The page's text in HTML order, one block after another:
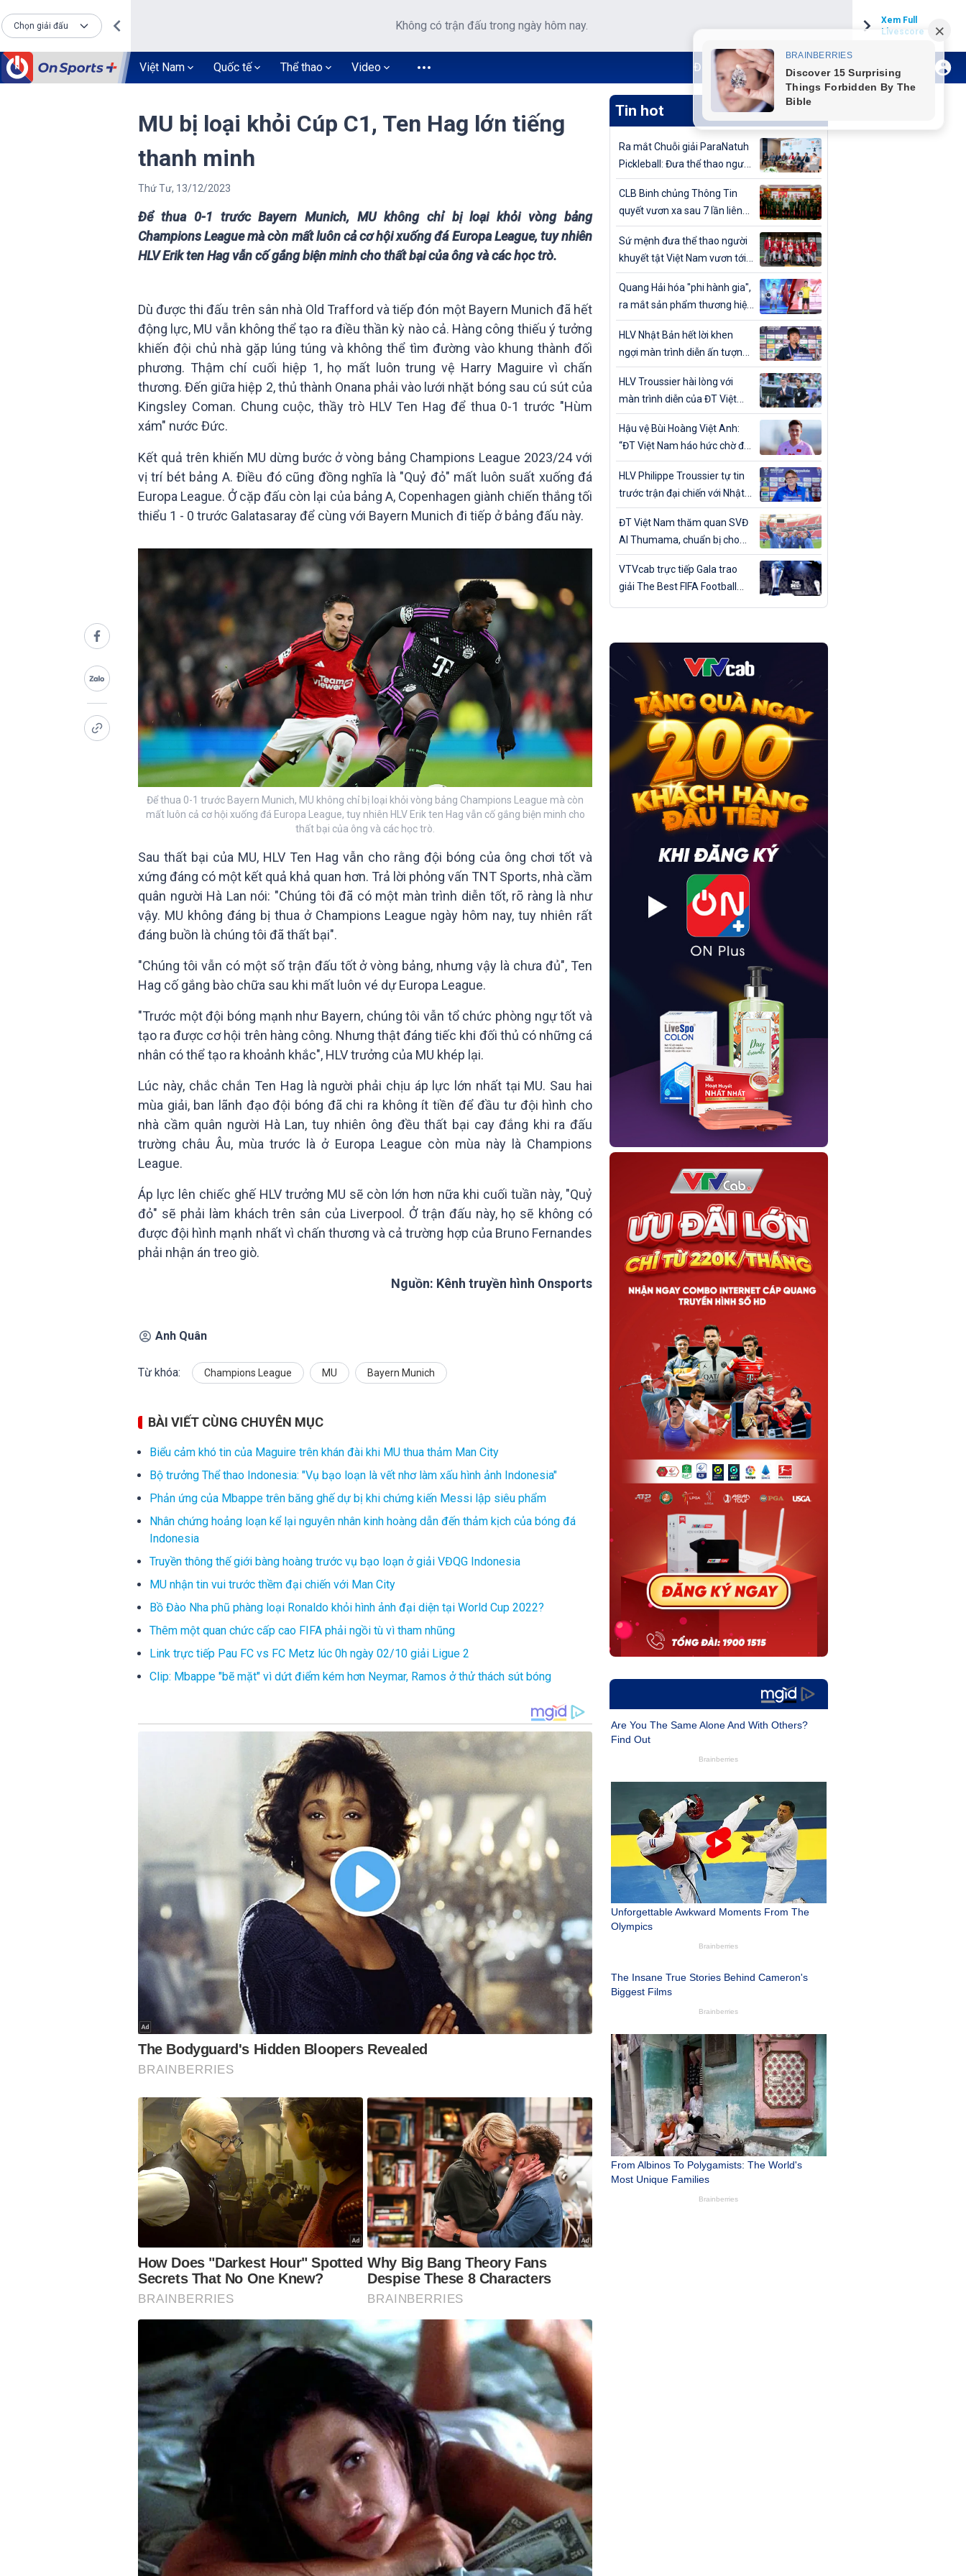
Chọn giải đấu Không có trận đấu trong ngày hôm nay.
Xem Full
Livescore
Việt Nam Quốc tế Thể thao Video Đăng ký Internet TH VTVCab Xem Live
MU bị loại khỏi Cúp C1, Ten Hag lớn tiếng
thanh minh
Thứ Tư, 13/12/2023
Để thua 0-1 trước Bayern Munich, MU không chỉ bị loại khỏi vòng bảng
Champions League mà còn mất luôn cả cơ hội xuống đá Europa League, tuy nhiên
HLV Erik ten Hag vẫn cố gắng biện minh cho thất bại của ông và các học trò.
Dù được thi đấu trên sân nhà Old Trafford và tiếp đón một Bayern Munich đã hết
động lực, MU vẫn không thể tạo ra điều thần kỳ nào cả. Hàng công thiếu ý tưởng
khiến đội chủ nhà gặp lúng túng và không thể tìm đường vào khung thành đối
phương. Thậm chí cuối hiệp 1, họ mất luôn trung vệ Harry Maguire vì chấn
thương. Đến giữa hiệp 2, thủ thành Onana phải vào lưới nhặt bóng sau cú sút của
Kingsley Coman. Chung cuộc, thầy trò HLV Ten Hag để thua 0-1 trước "Hùm
xám" nước Đức.
Kết quả trên khiến MU dừng bước ở vòng bảng Champions League 2023/24 với
vị trí bét bảng A. Điều đó cũng đồng nghĩa là "Quỷ đỏ" mất luôn suất xuống đá
Europa League. Ở cặp đấu còn lại của bảng A, Copenhagen giành chiến thắng tối
thiểu 1 - 0 trước Galatasaray để cùng với Bayern Munich đi tiếp ở bảng đấu này.
Để thua 0-1 trước Bayern Munich, MU không chỉ bị loại khỏi vòng bảng Champions League mà còn
mất luôn cả cơ hội xuống đá Europa League, tuy nhiên HLV Erik ten Hag vẫn cố gắng biện minh cho
thất bại của ông và các học trò.
Sau thất bại của MU, HLV Ten Hag vẫn cho rằng đội bóng của ông chơi tốt và
xứng đáng có một kết quả khả quan hơn. Trả lời phỏng vấn TNT Sports, nhà cầm
quân người Hà Lan nói: "Chúng tôi đã có một màn trình diễn tốt, rõ ràng là như
vậy. MU không đáng bị thua ở Champions League ngày hôm nay, tuy nhiên rất
đáng buồn là chúng tôi đã thất bại".
"Chúng tôi vẫn có một số trận đấu tốt ở vòng bảng, nhưng vậy là chưa đủ", Ten
Hag cố gắng bào chữa sau khi mất luôn vé dự Europa League.
"Trước một đội bóng mạnh như Bayern, chúng tôi vẫn tổ chức phòng ngự tốt và
tạo ra được cơ hội trên hàng công. Nhưng thật đáng tiếc khi đối thủ có những cá
nhân có thể tạo ra khoảnh khắc", HLV trưởng của MU khép lại.
Lúc này, chắc chắn Ten Hag là người phải chịu áp lực lớn nhất tại MU. Sau hai
mùa giải, ban lãnh đạo đội bóng đã chi ra không ít tiền để đầu tư đội hình cho
nhà cầm quân người Hà Lan, tuy nhiên ông đều thất bại cay đắng khi ra đấu
trường châu Âu, mùa trước là ở Europa League còn mùa này là Champions
League.
Áp lực lên chiếc ghế HLV trưởng MU sẽ còn lớn hơn nữa khi cuối tuần này, "Quỷ
đỏ" sẽ phải làm khách trên sân của Liverpool. Ở trận đấu này, họ sẽ không có
được đội hình mạnh nhất vì chấn thương và cả trường hợp của Bruno Fernandes
phải nhận án treo giò.
Nguồn: Kênh truyền hình Onsports
Anh Quân
Từ khóa: Champions League MU Bayern Munich
BÀI VIẾT CÙNG CHUYÊN MỤC
Biểu cảm khó tin của Maguire trên khán đài khi MU thua thảm Man City
Bộ trưởng Thể thao Indonesia: "Vụ bạo loạn là vết nhơ làm xấu hình ảnh Indonesia"
Phản ứng của Mbappe trên băng ghế dự bị khi chứng kiến Messi lập siêu phẩm
Nhân chứng hoảng loạn kể lại nguyên nhân kinh hoàng dẫn đến thảm kịch của bóng đá
Indonesia
Truyền thông thế giới bàng hoàng trước vụ bạo loạn ở giải VĐQG Indonesia
MU nhận tin vui trước thềm đại chiến với Man City
Bồ Đào Nha phũ phàng loại Ronaldo khỏi hình ảnh đại diện tại World Cup 2022?
Thêm một quan chức cấp cao FIFA phải ngồi tù vì tham nhũng
Link trực tiếp Pau FC vs FC Metz lúc 0h ngày 02/10 giải Ligue 2
Clip: Mbappe "bẽ mặt" vì dứt điểm kém hơn Neymar, Ramos ở thử thách sút bóng
Tin hot
Ra mắt Chuỗi giải ParaNatuh
Pickleball: Đưa thể thao người
khuyết tật lên tầm cao mới
CLB Binh chủng Thông Tin
quyết vươn xa sau 7 lần liên
tiếp vô địch Giải bóng chuyền
Cúp Quân đội mở rộng 2024
Sứ mệnh đưa thể thao người
khuyết tật Việt Nam vươn tới
đỉnh cao
Quang Hải hóa "phi hành gia",
ra mắt sản phẩm thương hiệu
cá nhân trong ngày sinh nhật
HLV Nhật Bản hết lời khen
ngợi màn trình diễn ấn tượng
của ĐT Việt Nam
HLV Troussier hài lòng với
màn trình diễn của ĐT Việt
Nam trước Nhật Bản
Hậu vệ Bùi Hoàng Việt Anh:
“ĐT Việt Nam háo hức chờ đợi
trận đấu với Nhật Bản”
HLV Philippe Troussier tự tin
trước trận đại chiến với Nhật
Bản
ĐT Việt Nam thăm quan SVĐ
Al Thumama, chuẩn bị cho
trận gặp Nhật Bản
VTVcab trực tiếp Gala trao
giải The Best FIFA Football